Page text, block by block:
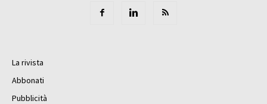
La rivista
Abbonati
Pubblicità